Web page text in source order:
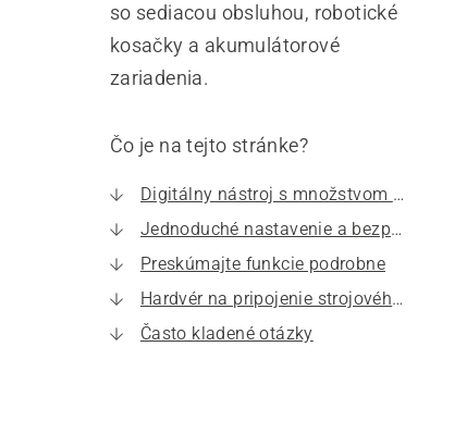
so sediacou obsluhou, robotické
kosačky a akumulátorové
zariadenia.
Čo je na tejto stránke?
Digitálny nástroj s množstvom výhod
Jednoduché nastavenie a bezproblémová integrácia
Preskúmajte funkcie podrobne
Hardvér na pripojenie strojového parku Husqvarna
Často kladené otázky